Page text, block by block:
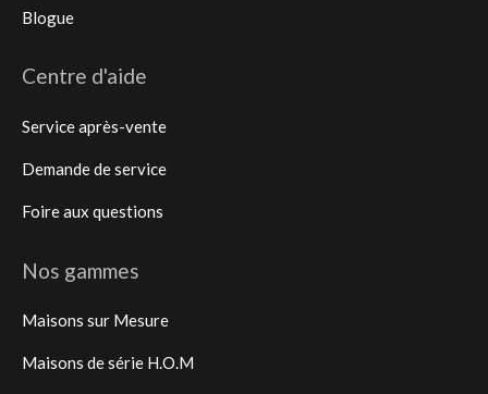
Blogue
Centre d'aide
Service après-vente
Demande de service
Foire aux questions
Nos gammes
Maisons sur Mesure
Maisons de série H.O.M